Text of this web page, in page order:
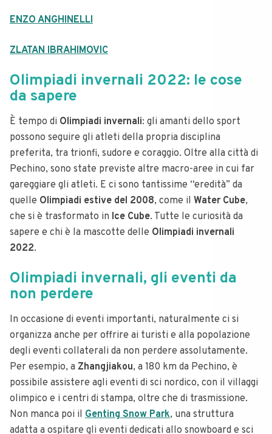
ENZO ANGHINELLI
ZLATAN IBRAHIMOVIC
Olimpiadi invernali 2022: le cose
da sapere
È tempo di Olimpiadi invernali: gli amanti dello sport
possono seguire gli atleti della propria disciplina
preferita, tra trionfi, sudore e coraggio. Oltre alla città di
Pechino, sono state previste altre macro-aree in cui far
gareggiare gli atleti. E ci sono tantissime “eredità” da
quelle Olimpiadi estive del 2008, come il Water Cube,
che si è trasformato in Ice Cube. Tutte le curiosità da
sapere e chi è la mascotte delle Olimpiadi invernali
2022.
Olimpiadi invernali, gli eventi da
non perdere
In occasione di eventi importanti, naturalmente ci si
organizza anche per offrire ai turisti e alla popolazione
degli eventi collaterali da non perdere assolutamente.
Per esempio, a Zhangjiakou, a 180 km da Pechino, è
possibile assistere agli eventi di sci nordico, con il villaggi
olimpico e i centri di stampa, oltre che di trasmissione.
Non manca poi il Genting Snow Park, una struttura
adatta a ospitare gli eventi dedicati allo snowboard e sci